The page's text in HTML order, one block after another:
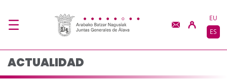
Actualidad - JJGG-
EU
ES
ACTUALIDAD